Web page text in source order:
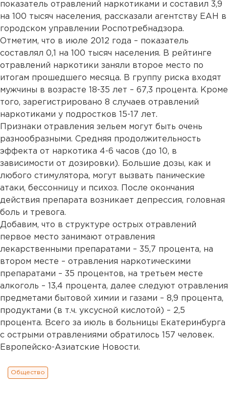
показатель отравлений наркотиками и составил 3,9
на 100 тысяч населения, рассказали агентству ЕАН в
городском управлении Роспотребнадзора.
Отметим, что в июле 2012 года – показатель
составлял 0,1 на 100 тысяч населения. В рейтинге
отравлений наркотики заняли второе место по
итогам прошедшего месяца. В группу риска входят
мужчины в возрасте 18-35 лет – 67,3 процента. Кроме
того, зарегистрировано 8 случаев отравлений
наркотиками у подростков 15-17 лет.
Признаки отравления зельем могут быть очень
разнообразными. Средняя продолжительность
эффекта от наркотика 4-6 часов (до 10, в
зависимости от дозировки). Большие дозы, как и
любого стимулятора, могут вызвать панические
атаки, бессонницу и психоз. После окончания
действия препарата возникает депрессия, головная
боль и тревога.
Добавим, что в структуре острых отравлений
первое место занимают отравления
лекарственными препаратами – 35,7 процента, на
втором месте – отравления наркотическими
препаратами – 35 процентов, на третьем месте
алкоголь – 13,4 процента, далее следуют отравления
предметами бытовой химии и газами – 8,9 процента,
продуктами (в т.ч. уксусной кислотой) – 2,5
процента. Всего за июль в больницы Екатеринбурга
с острыми отравлениями обратилось 157 человек.
Европейско-Азиатские Новости.
Общество